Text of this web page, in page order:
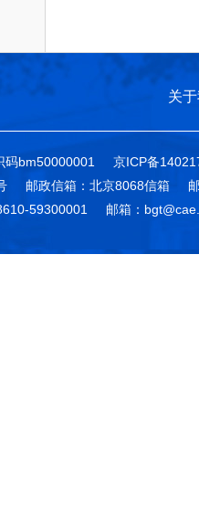
关
码bm50000001
京ICP备
邮政信箱：北京8068信箱
59300001 邮箱：